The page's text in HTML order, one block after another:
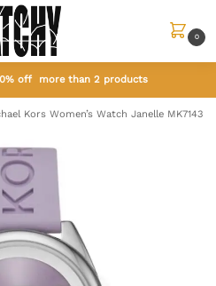
0
off more than 2 products
Kors Women’s Watch Janelle MK7143